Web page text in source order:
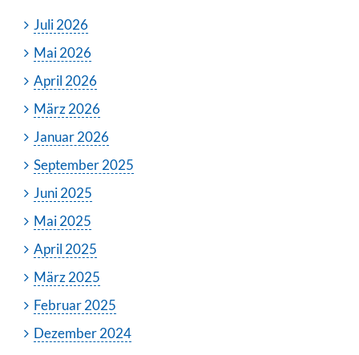
Juli 2026
Mai 2026
April 2026
März 2026
Januar 2026
September 2025
Juni 2025
Mai 2025
April 2025
März 2025
Februar 2025
Dezember 2024